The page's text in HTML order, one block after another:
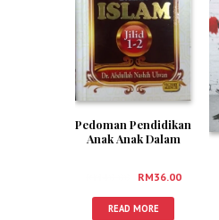
Pedoman Pendidikan
Anak Anak Dalam
RM36.00
READ MORE